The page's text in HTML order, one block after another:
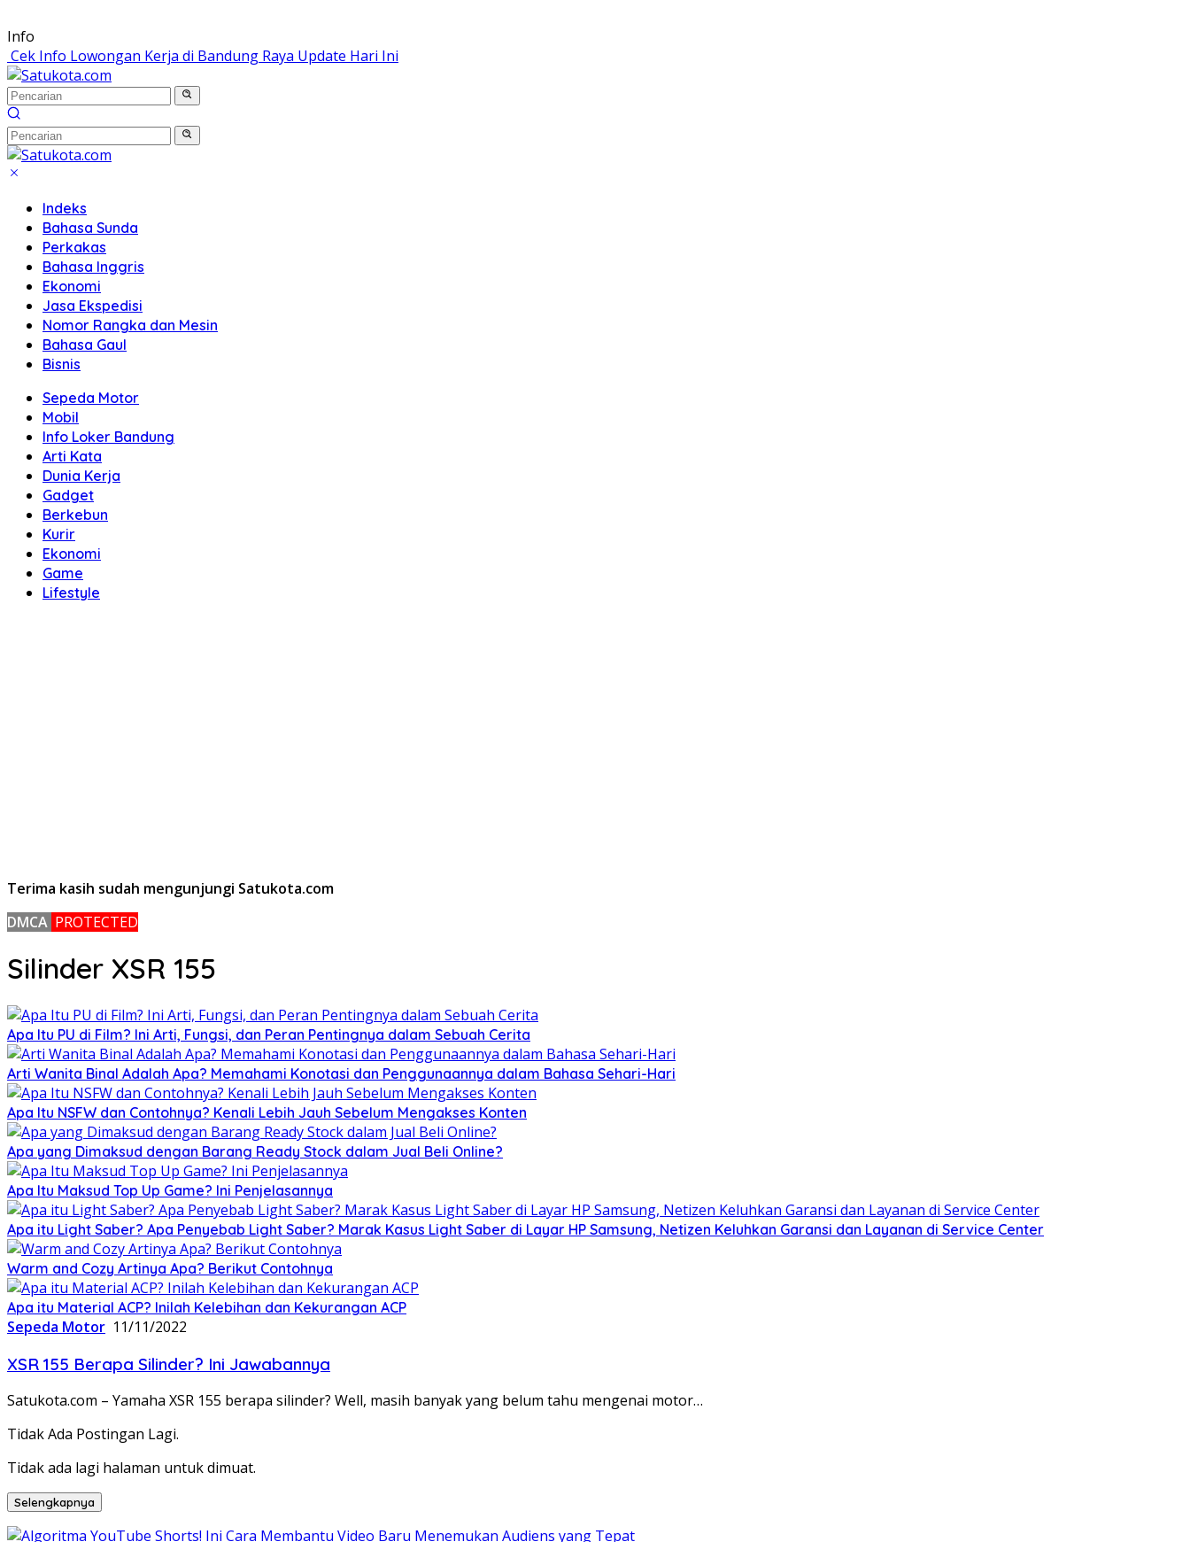
Langsung
ke
konten
Info
Cek Info Lowongan Kerja di Bandung Raya Update Hari Ini
Indeks
Bahasa Sunda
Perkakas
Bahasa Inggris
Ekonomi
Jasa Ekspedisi
Nomor Rangka dan Mesin
Bahasa Gaul
Bisnis
Sepeda Motor
Mobil
Info Loker Bandung
Arti Kata
Dunia Kerja
Gadget
Berkebun
Kurir
Ekonomi
Game
Lifestyle
Terima kasih sudah mengunjungi Satukota.com
DMCA PROTECTED
Silinder XSR 155
Apa Itu PU di Film? Ini Arti, Fungsi, dan Peran Pentingnya dalam Sebuah Cerita
Arti Wanita Binal Adalah Apa? Memahami Konotasi dan Penggunaannya dalam Bahasa Sehari-Hari
Apa Itu NSFW dan Contohnya? Kenali Lebih Jauh Sebelum Mengakses Konten
Apa yang Dimaksud dengan Barang Ready Stock dalam Jual Beli Online?
Apa Itu Maksud Top Up Game? Ini Penjelasannya
Apa itu Light Saber? Apa Penyebab Light Saber? Marak Kasus Light Saber di Layar HP Samsung, Netizen Keluhkan Garansi dan Layanan di Service Center
Warm and Cozy Artinya Apa? Berikut Contohnya
Apa itu Material ACP? Inilah Kelebihan dan Kekurangan ACP
Sepeda Motor 11/11/2022
XSR 155 Berapa Silinder? Ini Jawabannya
Satukota.com – Yamaha XSR 155 berapa silinder? Well, masih banyak yang belum tahu mengenai motor…
Tidak Ada Postingan Lagi.
Tidak ada lagi halaman untuk dimuat.
Selengkapnya